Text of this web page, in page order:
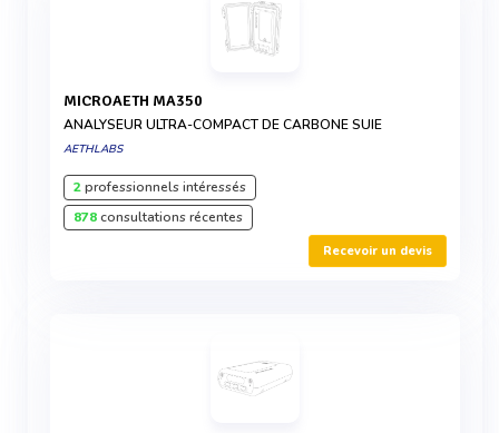
MICROAETH MA350
ANALYSEUR ULTRA-COMPACT DE CARBONE SUIE
AETHLABS
2professionnels intéressés
878consultations récentes
Recevoir un devis